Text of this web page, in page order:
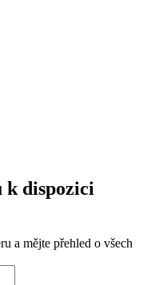
k dispozici
a mějte přehled o všech